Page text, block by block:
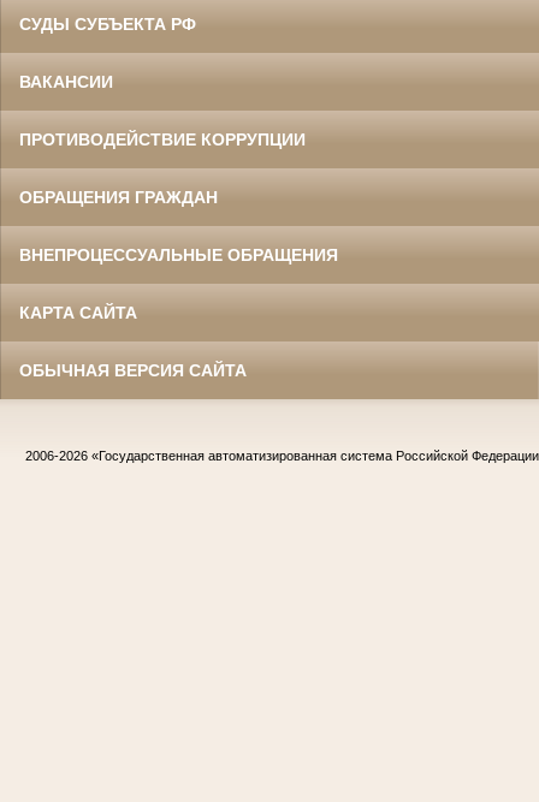
СУДЫ СУБЪЕКТА РФ
ВАКАНСИИ
ПРОТИВОДЕЙСТВИЕ КОРРУПЦИИ
ОБРАЩЕНИЯ ГРАЖДАН
ВНЕПРОЦЕССУАЛЬНЫЕ ОБРАЩЕНИЯ
КАРТА САЙТА
ОБЫЧНАЯ ВЕРСИЯ САЙТА
2006-2026 «Государственная автоматизированная система Российской